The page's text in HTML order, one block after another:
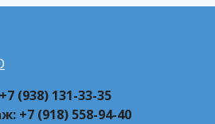
(938) 131-33-35
+7 (918) 558-94-40